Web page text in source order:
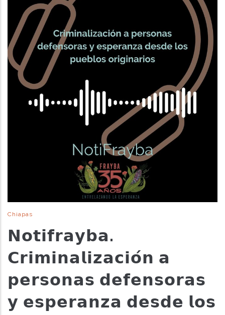
Chiapas
𝗡𝗼𝘁𝗶𝗳𝗿𝗮𝘆𝗯𝗮.
𝗖𝗿𝗶𝗺𝗶𝗻𝗮𝗹𝗶𝘇𝗮𝗰𝗶𝗼́𝗻 𝗮
𝗽𝗲𝗿𝘀𝗼𝗻𝗮𝘀 𝗱𝗲𝗳𝗲𝗻𝘀𝗼𝗿𝗮𝘀
𝘆 𝗲𝘀𝗽𝗲𝗿𝗮𝗻𝘇𝗮 𝗱𝗲𝘀𝗱𝗲 𝗹𝗼𝘀